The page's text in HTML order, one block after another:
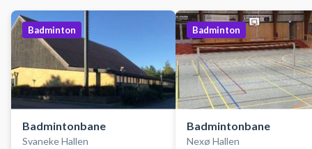
Badminton
Badmintonbane
Svaneke Hallen
Badminton
Badmintonbane
Nexø Hallen